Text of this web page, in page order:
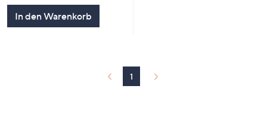
In den Warenkorb
1